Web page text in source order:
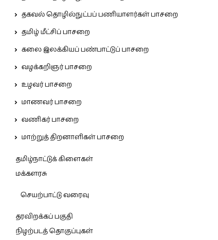
தகவல் தொழில்நுட்பப் பணியாளர்கள் பாசறை
தமிழ் மீட்சிப் பாசறை
கலை இலக்கியப் பண்பாட்டுப் பாசறை
வழக்கறிஞர் பாசறை
உழவர் பாசறை
மாணவர் பாசறை
வணிகர் பாசறை
மாற்றுத் திறனாளிகள் பாசறை
தமிழ்நாட்டுக் கிளைகள்
மக்களரசு
செயற்பாட்டு வரைவு
தரவிறக்கப் பகுதி
நிழற்படத் தொகுப்புகள்